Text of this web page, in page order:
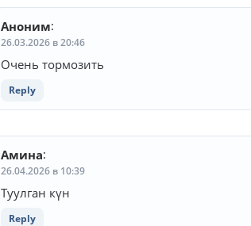
Аноним:
26.03.2026 в 20:46
Очень тормозить
Reply
Амина:
26.04.2026 в 10:39
Туулган күн
Reply